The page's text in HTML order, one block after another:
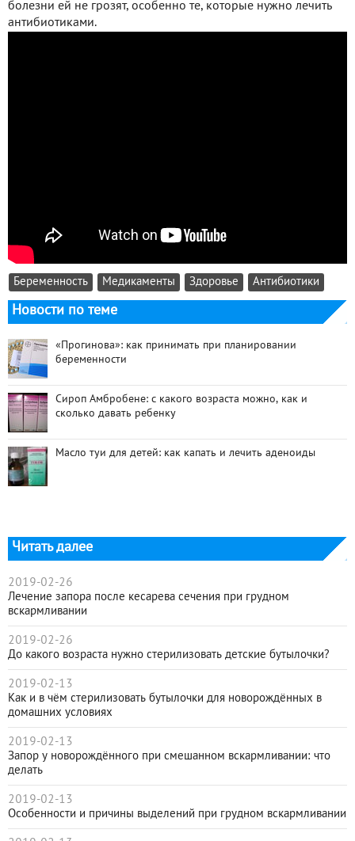
болезни ей не грозят, особенно те, которые нужно лечить
антибиотиками.
Беременность Медикаменты Здоровье Антибиотики
Новости по теме
«Прогинова»: как принимать при планировании
беременности
Сироп Амбробене: с какого возраста можно, как и
сколько давать ребенку
Масло туи для детей: как капать и лечить аденоиды
Читать далее
2019-02-26
Лечение запора после кесарева сечения при грудном
вскармливании
2019-02-26
До какого возраста нужно стерилизовать детские бутылочки?
2019-02-13
Как и в чём стерилизовать бутылочки для новорождённых в
домашних условиях
2019-02-13
Запор у новорождённого при смешанном вскармливании: что
делать
2019-02-13
Особенности и причины выделений при грудном вскармливании